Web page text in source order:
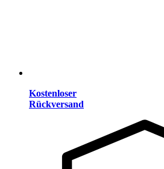
Kostenloser
Rückversand